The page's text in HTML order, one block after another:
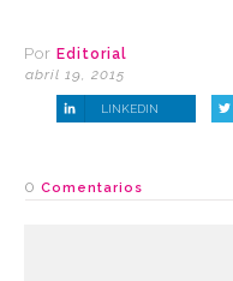
Por Editorial
abril 19, 2015
LINKEDIN
0 Comentarios